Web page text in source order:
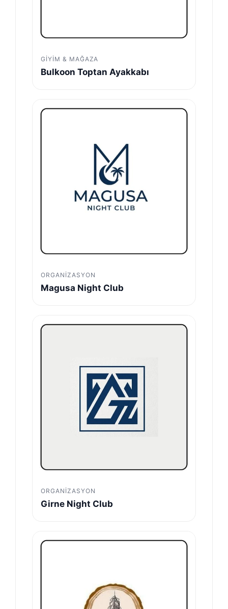
GIYIM & MAĞAZA
Bulkoon Toptan Ayakkabı
ORGANIZASYON
Magusa Night Club
ORGANIZASYON
Girne Night Club